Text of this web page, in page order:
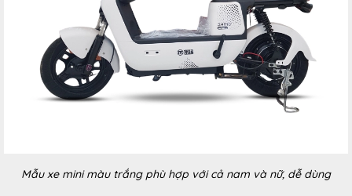
Mẫu xe mini màu trắng phù hợp với cả nam và nữ, dễ dùng